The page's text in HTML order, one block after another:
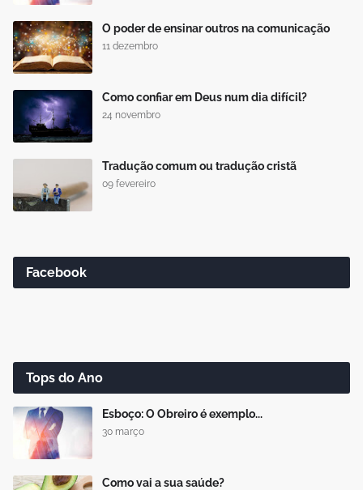
O poder de ensinar outros na comunicação
11 dezembro
Como confiar em Deus num dia difícil?
24 novembro
Tradução comum ou tradução cristã
09 fevereiro
Facebook
Tops do Ano
Esboço: O Obreiro é exemplo...
30 março
Como vai a sua saúde?